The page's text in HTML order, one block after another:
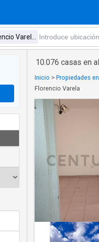
10.076 casas en
Inicio > Propiedades
Florencio Varela